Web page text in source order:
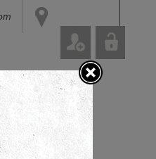
via Colissimo